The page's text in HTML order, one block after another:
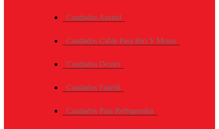
Candados Austral
Candados Cable Para Bici Y Motos
Candados Dexter
Candados Faitelli
Candados Para Refrigerador